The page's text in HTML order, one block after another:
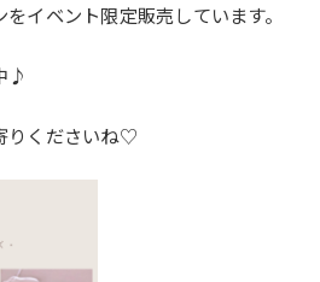
イベント限定販売しています。
♪
りくださいね♡